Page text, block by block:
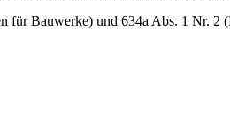
für Bauwerke) und 634a Abs. 1 Nr.